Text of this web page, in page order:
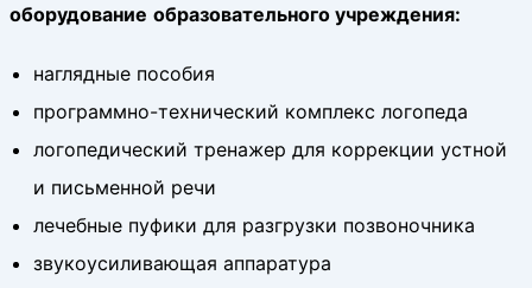
оборудование образовательного учреждения:
наглядные пособия
программно-технический комплекс логопеда
логопедический тренажер для коррекции устной
и письменной речи
лечебные пуфики для разгрузки позвоночника
звукоусиливающая аппаратура